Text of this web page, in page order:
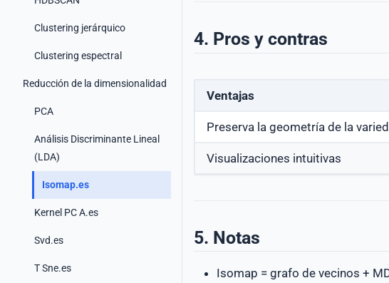
Clustering jerárquico
Clustering espectral
Reducción de la dimensionalidad
PCA
Análisis Discriminante Lineal
(LDA)
Isomap.es
Kernel PC A.es
Svd.es
T Sne.es
4. Pros y contras
Ventajas
Preserva la geometría de la
Visualizaciones intuitivas
5. Notas
Isomap = grafo de vecinos +